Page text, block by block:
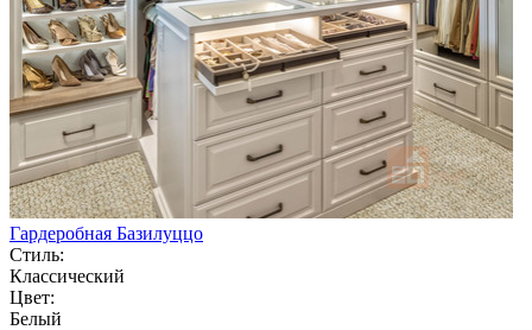
Гардеробная Базилуццо
Стиль:
Классический
Цвет:
Белый